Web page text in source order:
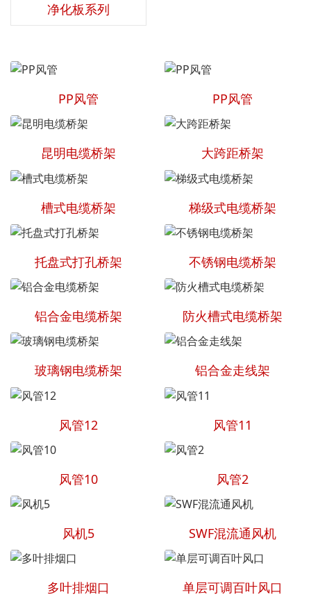
净化板系列
PP风管 PP风管
昆明电缆桥架 大跨距桥架
槽式电缆桥架 梯级式电缆桥架
托盘式打孔桥架 不锈钢电缆桥架
铝合金电缆桥架 防火槽式电缆桥架
玻璃钢电缆桥架 铝合金走线架
风管12 风管11
风管10 风管2
风机5 SWF混流通风机
多叶排烟口 单层可调百叶风口